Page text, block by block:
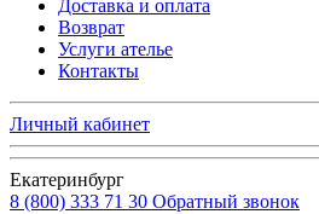
Доставка и оплата
Возврат
Услуги ателье
Контакты
Личный кабинет
Екатеринбург
8 (800) 333 71 30 Обратный звонок